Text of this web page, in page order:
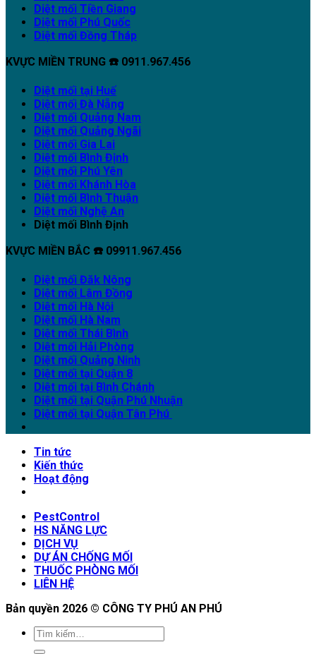
Diệt mối Tiền Giang
Diệt mối Phú Quốc
Diệt mối Đồng Tháp
KVỰC MIỀN TRUNG ☎️ 0911.967.456
Diệt mối tại Huế
Diệt mối Đà Nẵng
Diệt mối Quảng Nam
Diệt mối Quảng Ngãi
Diệt mối Gia Lai
Diệt mối Bình Định
Diệt mối Phú Yên
Diệt mối Khánh Hòa
Diệt mối Bình Thuận
Diệt mối Nghệ An
Diệt mối Bình Định
KVỰC MIỀN BẮC ☎️ 09911.967.456
Diệt mối Đăk Nông
Diệt mối Lâm Đồng
Diệt mối Hà Nội
Diệt mối Hà Nam
Diệt mối Thái Bình
Diệt mối Hải Phòng
Diệt mối Quảng Ninh
Diệt mối tại Quận 8
Diệt mối tại Bình Chánh
Diệt mối tại Quận Phú Nhuận
Diệt mối tại Quận Tân Phú
Tin tức
Kiến thức
Hoạt động
PestControl
HS NĂNG LỰC
DỊCH VỤ
DỰ ÁN CHỐNG MỐI
THUỐC PHÒNG MỐI
LIÊN HỆ
Bản quyền 2026 © CÔNG TY PHÚ AN PHÚ